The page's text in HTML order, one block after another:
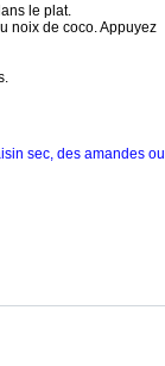
le plat.
noix de coco. Appuyez
sec, des amandes ou